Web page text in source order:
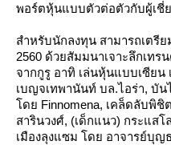
พอร์ตหุ้นแบบตัวต่อตัวกับผู้เชี่
สำหรับนักลงทุน สามารถเตรี
2560 ด้วยสัมมนาเจาะลึกเท
จากกูรู อาทิ เล่นหุ้นแบบเซียน
เบญจเทพานันท์ บล.ไอร่า, บั
ดย Finnomena, เคล็ดลับพิ
สารินวงศ์, (เด็กแนว) กระแส
เมืองลุงแซม โดย อาจารย์บุ